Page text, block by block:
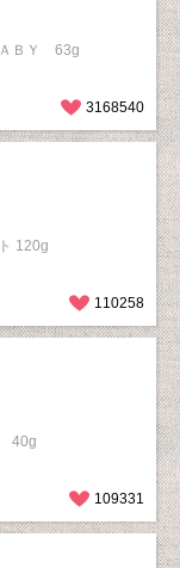
ＢＹ 63g
3168540
120g
110258
40g
109331